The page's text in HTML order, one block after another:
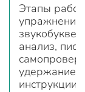
Этапы
упражнения
анализ,
удержание
инструкции